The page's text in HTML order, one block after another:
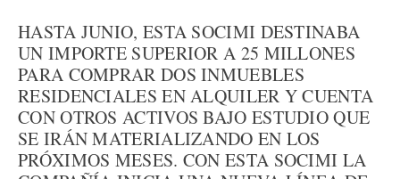
HASTA JUNIO, ESTA SOCIMI DESTINABA
UN IMPORTE SUPERIOR A 25 MILLONES
PARA COMPRAR DOS INMUEBLES
RESIDENCIALES EN ALQUILER Y CUENTA
CON OTROS ACTIVOS BAJO ESTUDIO QUE
SE IRÁN MATERIALIZANDO EN LOS
PRÓXIMOS MESES. CON ESTA SOCIMI LA